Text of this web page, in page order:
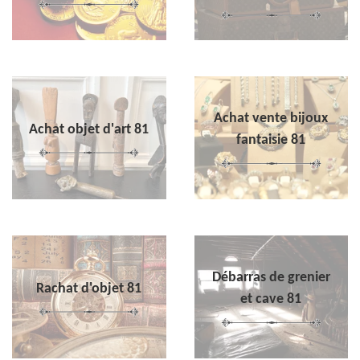
Achat objet d'art 81
Achat vente bijoux
fantaisie 81
Rachat d'objet 81
Débarras de grenier
et cave 81